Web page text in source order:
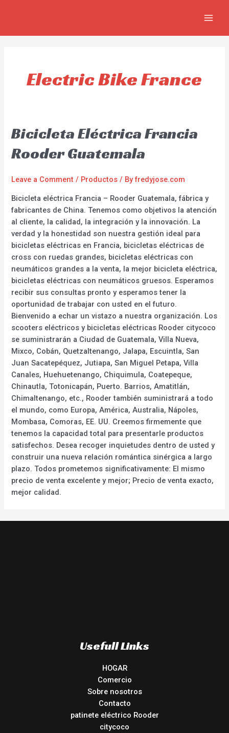
Electric Bike France
Bicicleta Eléctrica Francia
Rooder Guatemala
Leave a Comment / Productos / Byfredyjose.com
Bicicleta eléctrica Francia – Rooder Guatemala, fábrica y
fabricantes de China. Tenemos como objetivos la atención
al cliente, la calidad, la integración y la innovación. La
verdad y la honestidad son nuestra gestión ideal para
bicicletas eléctricas en Francia, bicicletas eléctricas de
cross con ruedas grandes, bicicletas eléctricas con
neumáticos grandes a la venta, la mejor bicicleta eléctrica,
bicicletas eléctricas con neumáticos gruesos. Esperamos
recibir sus consultas pronto y esperamos tener la
oportunidad de trabajar con usted en el futuro.
Bienvenido a echar un vistazo a nuestra organización. Los
scooters eléctricos y bicicletas eléctricas Rooder citycoco
se suministrarán a Ciudad de Guatemala, Villa Nueva,
Mixco, Cobán, Quetzaltenango, Jalapa, Escuintla, San
Juan Sacatepéquez, Jutiapa, San Miguel Petapa, Villa
Canales, Huehuetenango, Chiquimula, Coatepeque,
Chinautla, Totonicapán, Puerto. Barrios, Amatitlán,
Chimaltenango, etc., Rooder también suministrará a todo
el mundo, como Europa, América, Australia, Nápoles,
Mombasa, Comoras, EE. UU. Creemos firmemente que
tenemos la capacidad total para presentarle productos
satisfechos. Desea recoger inquietudes dentro de usted y
construir una nueva relación romántica sinérgica a largo
plazo. Todos prometemos significativamente: El mismo
precio de venta excelente y mejor; Precio de venta exacto,
mejor calidad.
Usefull Links
HOGAR
Comercio
Sobre nosotros
Contacto
patinete eléctrico Rooder
citycoco